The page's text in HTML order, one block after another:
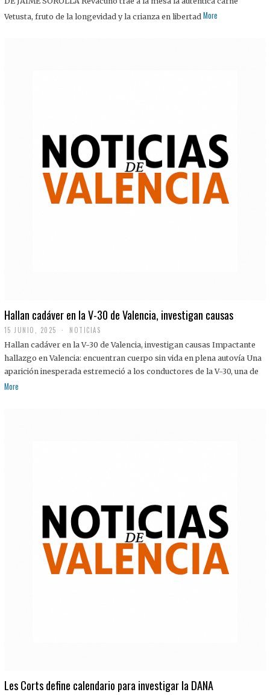
I
Vetusta, fruto de la longevidad y la crianza en libertad More
Hallan cadáver en la V-30 de Valencia, investigan causas
15 JUNIO, 2025 NOTICIAS
Hallan cadáver en la V-30 de Valencia, investigan causas Impactante
hallazgo en Valencia: encuentran cuerpo sin vida en plena autovía Una
aparición inesperada estremeció a los conductores de la V-30, una de
More
Les Corts define calendario para investigar la DANA